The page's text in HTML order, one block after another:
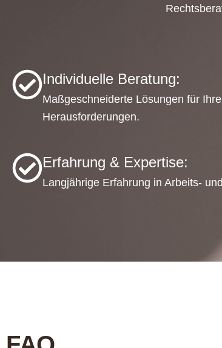
Individuelle Beratung:
Maßgeschneiderte Lösungen für
Herausforderungen.
Erfahrung & Expertise:
Langjährige Erfahrung in Arbeits-